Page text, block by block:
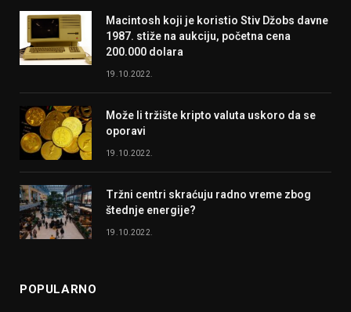
Macintosh koji je koristio Stiv Džobs davne
1987. stiže na aukciju, početna cena
200.000 dolara
19.10.2022.
Može li tržište kripto valuta uskoro da se
oporavi
19.10.2022.
Tržni centri skraćuju radno vreme zbog
štednje energije?
19.10.2022.
POPULARNO